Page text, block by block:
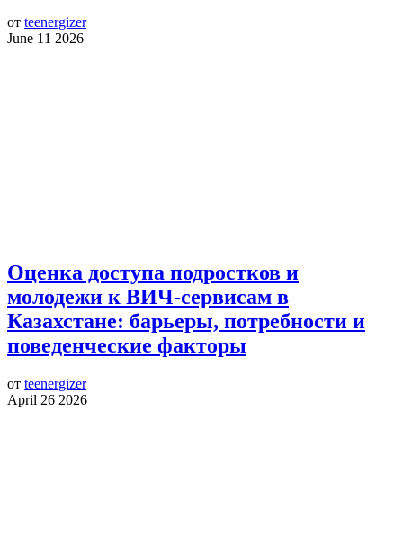
от teenergizer
June 11 2026
Оценка доступа подростков и
молодежи к ВИЧ-сервисам в
Казахстане: барьеры, потребности и
поведенческие факторы
от teenergizer
April 26 2026